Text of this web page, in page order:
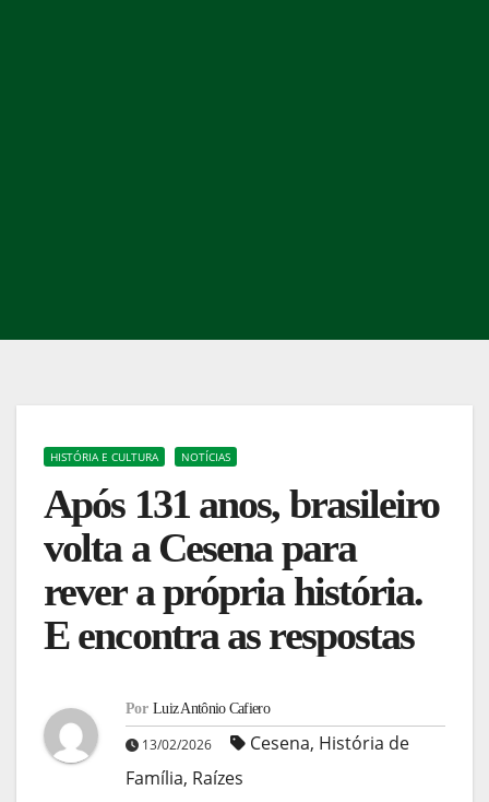
HISTÓRIA E CULTURA NOTÍCIAS
Após 131 anos, brasileiro
volta a Cesena para
rever a própria história.
E encontra as respostas
Por Luiz Antônio Cafiero
13/02/2026 Cesena, História de
Família, Raízes